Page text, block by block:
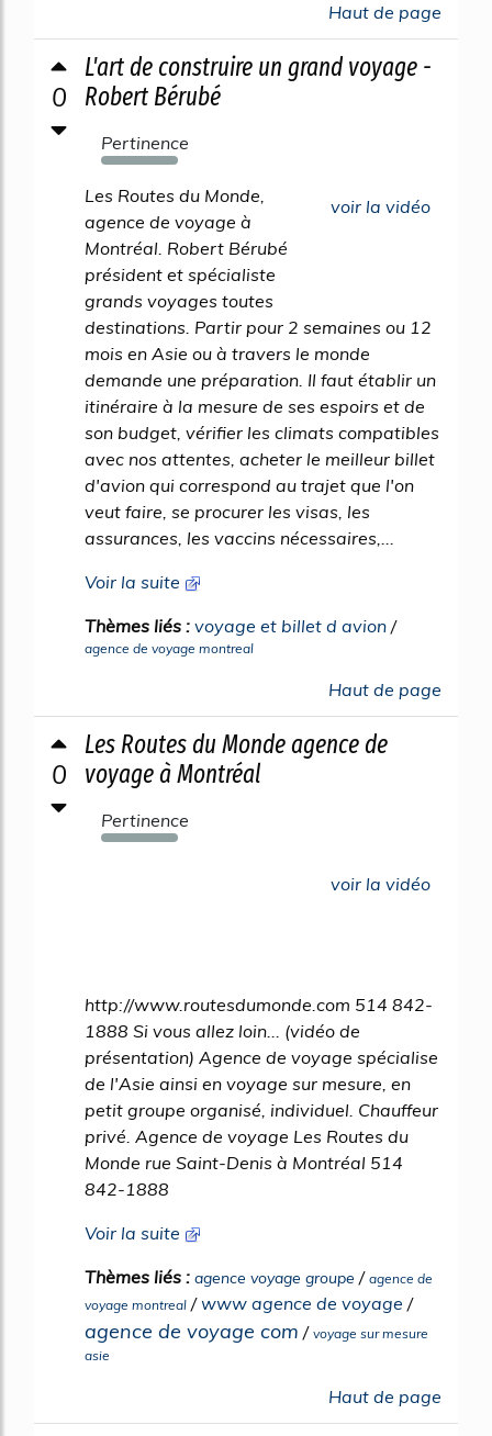
Haut de page
0
L'art de construire un grand voyage -
Robert Bérubé
Pertinence
105%
voir la vidéo
Les Routes du Monde,
agence de voyage à
Montréal. Robert Bérubé
président et spécialiste
grands voyages toutes
destinations. Partir pour 2 semaines ou 12
mois en Asie ou à travers le monde
demande une préparation. Il faut établir un
itinéraire à la mesure de ses espoirs et de
son budget, vérifier les climats compatibles
avec nos attentes, acheter le meilleur billet
d'avion qui correspond au trajet que l'on
veut faire, se procurer les visas, les
assurances, les vaccins nécessaires,...
Voir la suite
Thèmes liés : voyage et billet d avion /
agence de voyage montreal
Haut de page
0
Les Routes du Monde agence de
voyage à Montréal
Pertinence
329%
voir la vidéo
http://www.routesdumonde.com 514 842-
1888 Si vous allez loin... (vidéo de
présentation) Agence de voyage spécialise
de l'Asie ainsi en voyage sur mesure, en
petit groupe organisé, individuel. Chauffeur
privé. Agence de voyage Les Routes du
Monde rue Saint-Denis à Montréal 514
842-1888
Voir la suite
Thèmes liés : agence voyage groupe / agence de
voyage montreal /www agence de voyage /
agence de voyage com / voyage sur mesure
asie
Haut de page